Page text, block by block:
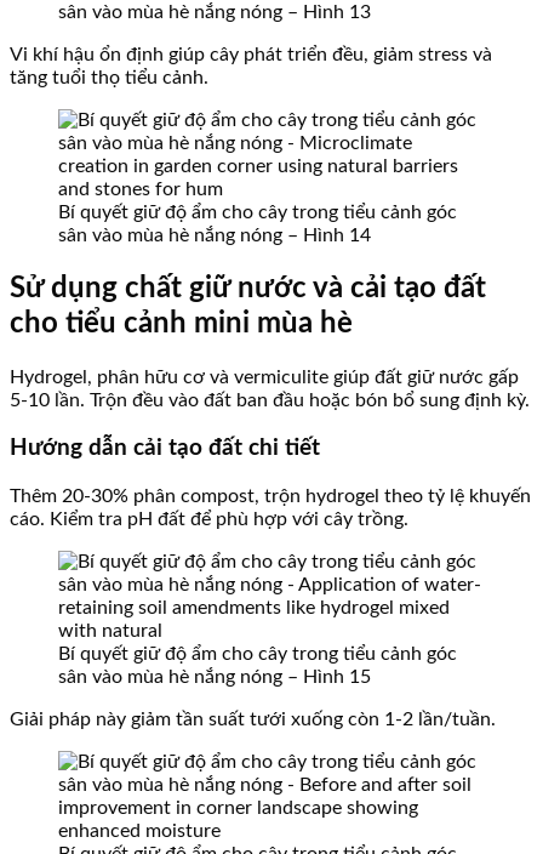
sân vào mùa hè nắng nóng – Hình 13
Vi khí hậu ổn định giúp cây phát triển đều, giảm stress và
tăng tuổi thọ tiểu cảnh.
Bí quyết giữ độ ẩm cho cây trong tiểu cảnh góc
sân vào mùa hè nắng nóng – Hình 14
Sử dụng chất giữ nước và cải tạo đất
cho tiểu cảnh mini mùa hè
Hydrogel, phân hữu cơ và vermiculite giúp đất giữ nước gấp
5-10 lần. Trộn đều vào đất ban đầu hoặc bón bổ sung định kỳ.
Hướng dẫn cải tạo đất chi tiết
Thêm 20-30% phân compost, trộn hydrogel theo tỷ lệ khuyến
cáo. Kiểm tra pH đất để phù hợp với cây trồng.
Bí quyết giữ độ ẩm cho cây trong tiểu cảnh góc
sân vào mùa hè nắng nóng – Hình 15
Giải pháp này giảm tần suất tưới xuống còn 1-2 lần/tuần.